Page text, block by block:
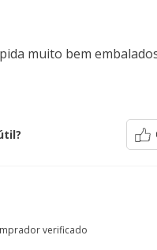
muito bem
verificado